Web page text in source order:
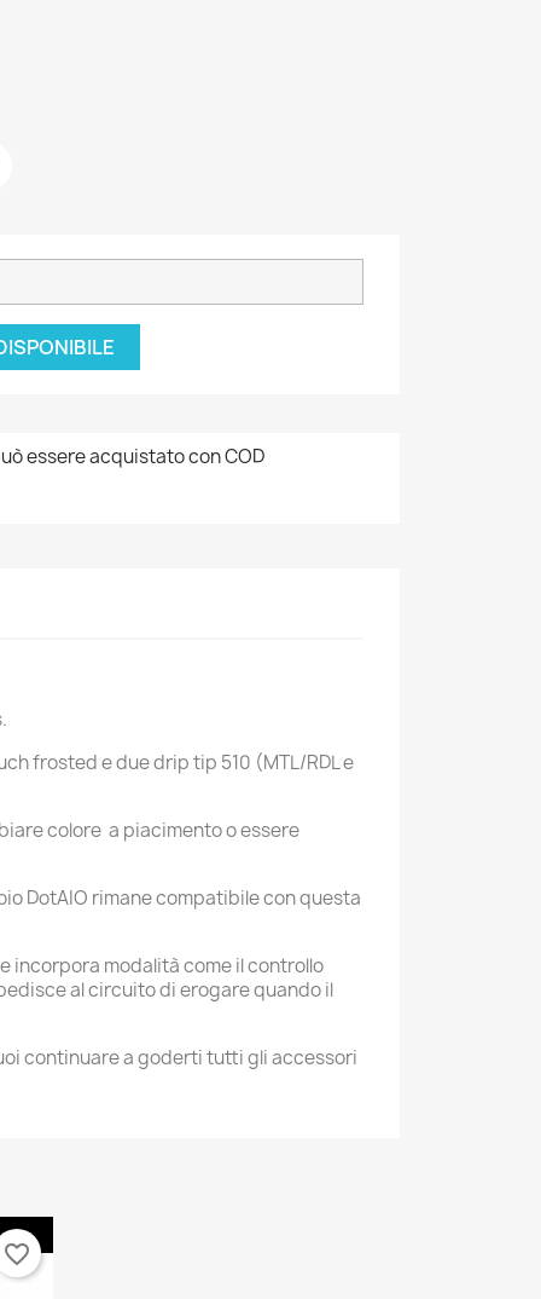
×
essere acquistato con COD
frosted e due drip tip 510 (MTL/RDL e
colore a piacimento o essere
DotAIO rimane compatibile con questa
incorpora modalità come il controllo
al circuito di erogare quando il
continuare a goderti tutti gli accessori
favorite_border